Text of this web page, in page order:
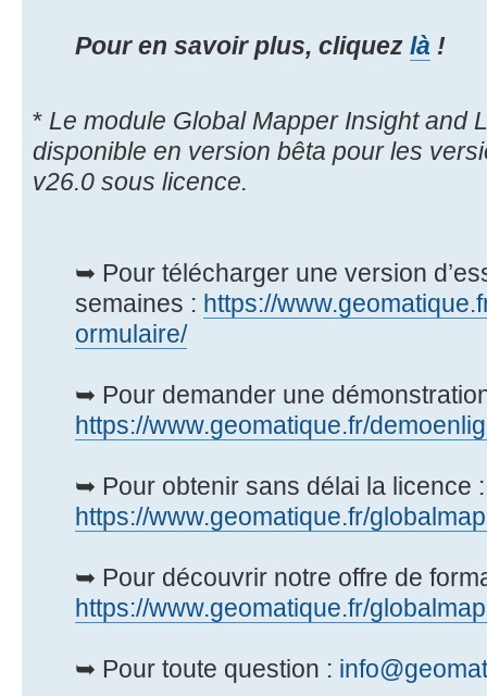
Pour en savoir plus, cliquez là !
* Le module Global Mapper Insight and
disponible en version bêta pour les
v26.0 sous licence.
➥ Pour télécharger une version
semaines : https://
ormulaire/
➥ Pour demander une
https://www.geomatique.fr/
➥ Pour obtenir sans délai la licence :
https://www.geomatique.fr/
➥ Pour découvrir notre offre de
https://www.geomatique.fr/
➥ Pour toute question :